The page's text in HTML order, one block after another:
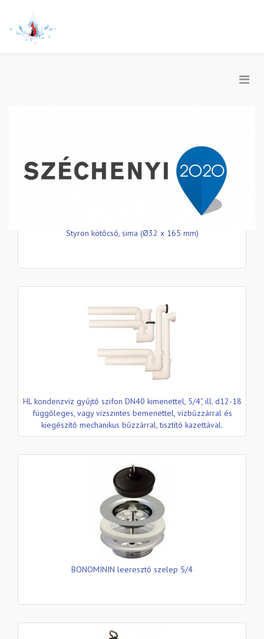
Styron kötőcső, sima (Ø32 x 165 mm)
HL kondenzvíz gyűjtő szifon DN40 kimenettel, 5/4", ill. d12-18
függőleges, vagy vízszintes bemenettel, vízbűzzárral és
kiegészítő mechanikus bűzzárral, tisztító kazettával.
BONOMININ leeresztő szelep 5/4